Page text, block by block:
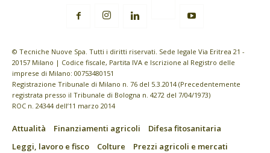
© Tecniche Nuove Spa. Tutti i diritti riservati. Sede legale Via Eritrea 21 -
20157 Milano | Codice fiscale, Partita IVA e Iscrizione al Registro delle
imprese di Milano: 00753480151
Registrazione Tribunale di Milano n. 76 del 5.3.2014 (Precedentemente
registrata presso il Tribunale di Bologna n. 4272 del 7/04/1973)
ROC n. 24344 dell’11 marzo 2014
Attualità Finanziamenti agricoli
Difesa fitosanitaria
Leggi, lavoro e fisco
Colture
Prezzi agricoli e mercati